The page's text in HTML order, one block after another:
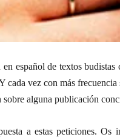
español de textos
vez con más
alguna publicación
a estas peticiones.